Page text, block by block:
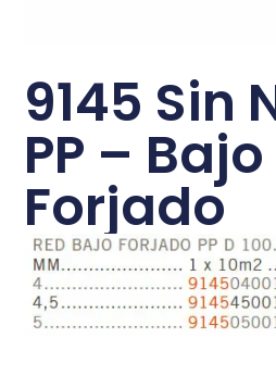
9145 Sin
PP – Bajo
Forjado